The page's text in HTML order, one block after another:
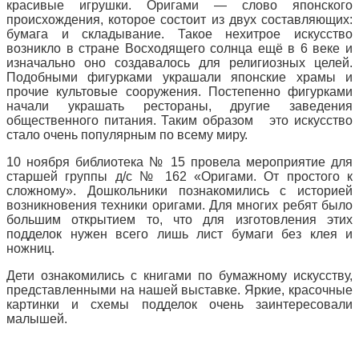
красивые игрушки. Оригами — слово японского
происхождения, которое состоит из двух составляющих:
бумага и складывание. Такое нехитрое искусство
возникло в стране Восходящего солнца ещё в 6 веке и
изначально оно создавалось для религиозных целей.
Подобными фигурками украшали японские храмы и
прочие культовые сооружения. Постепенно фигурками
начали украшать рестораны, другие заведения
общественного питания. Таким образом это искусство
стало очень популярным по всему миру.
10 ноября библиотека № 15 провела мероприятие для
старшей группы д/с № 162 «Оригами. От простого к
сложному». Дошкольники познакомились с историей
возникновения техники оригами. Для многих ребят было
большим открытием то, что для изготовления этих
подделок нужен всего лишь лист бумаги без клея и
ножниц.
Дети ознакомились с книгами по бумажному искусству,
представленными на нашей выставке. Яркие, красочные
картинки и схемы подделок очень заинтересовали
малышей.